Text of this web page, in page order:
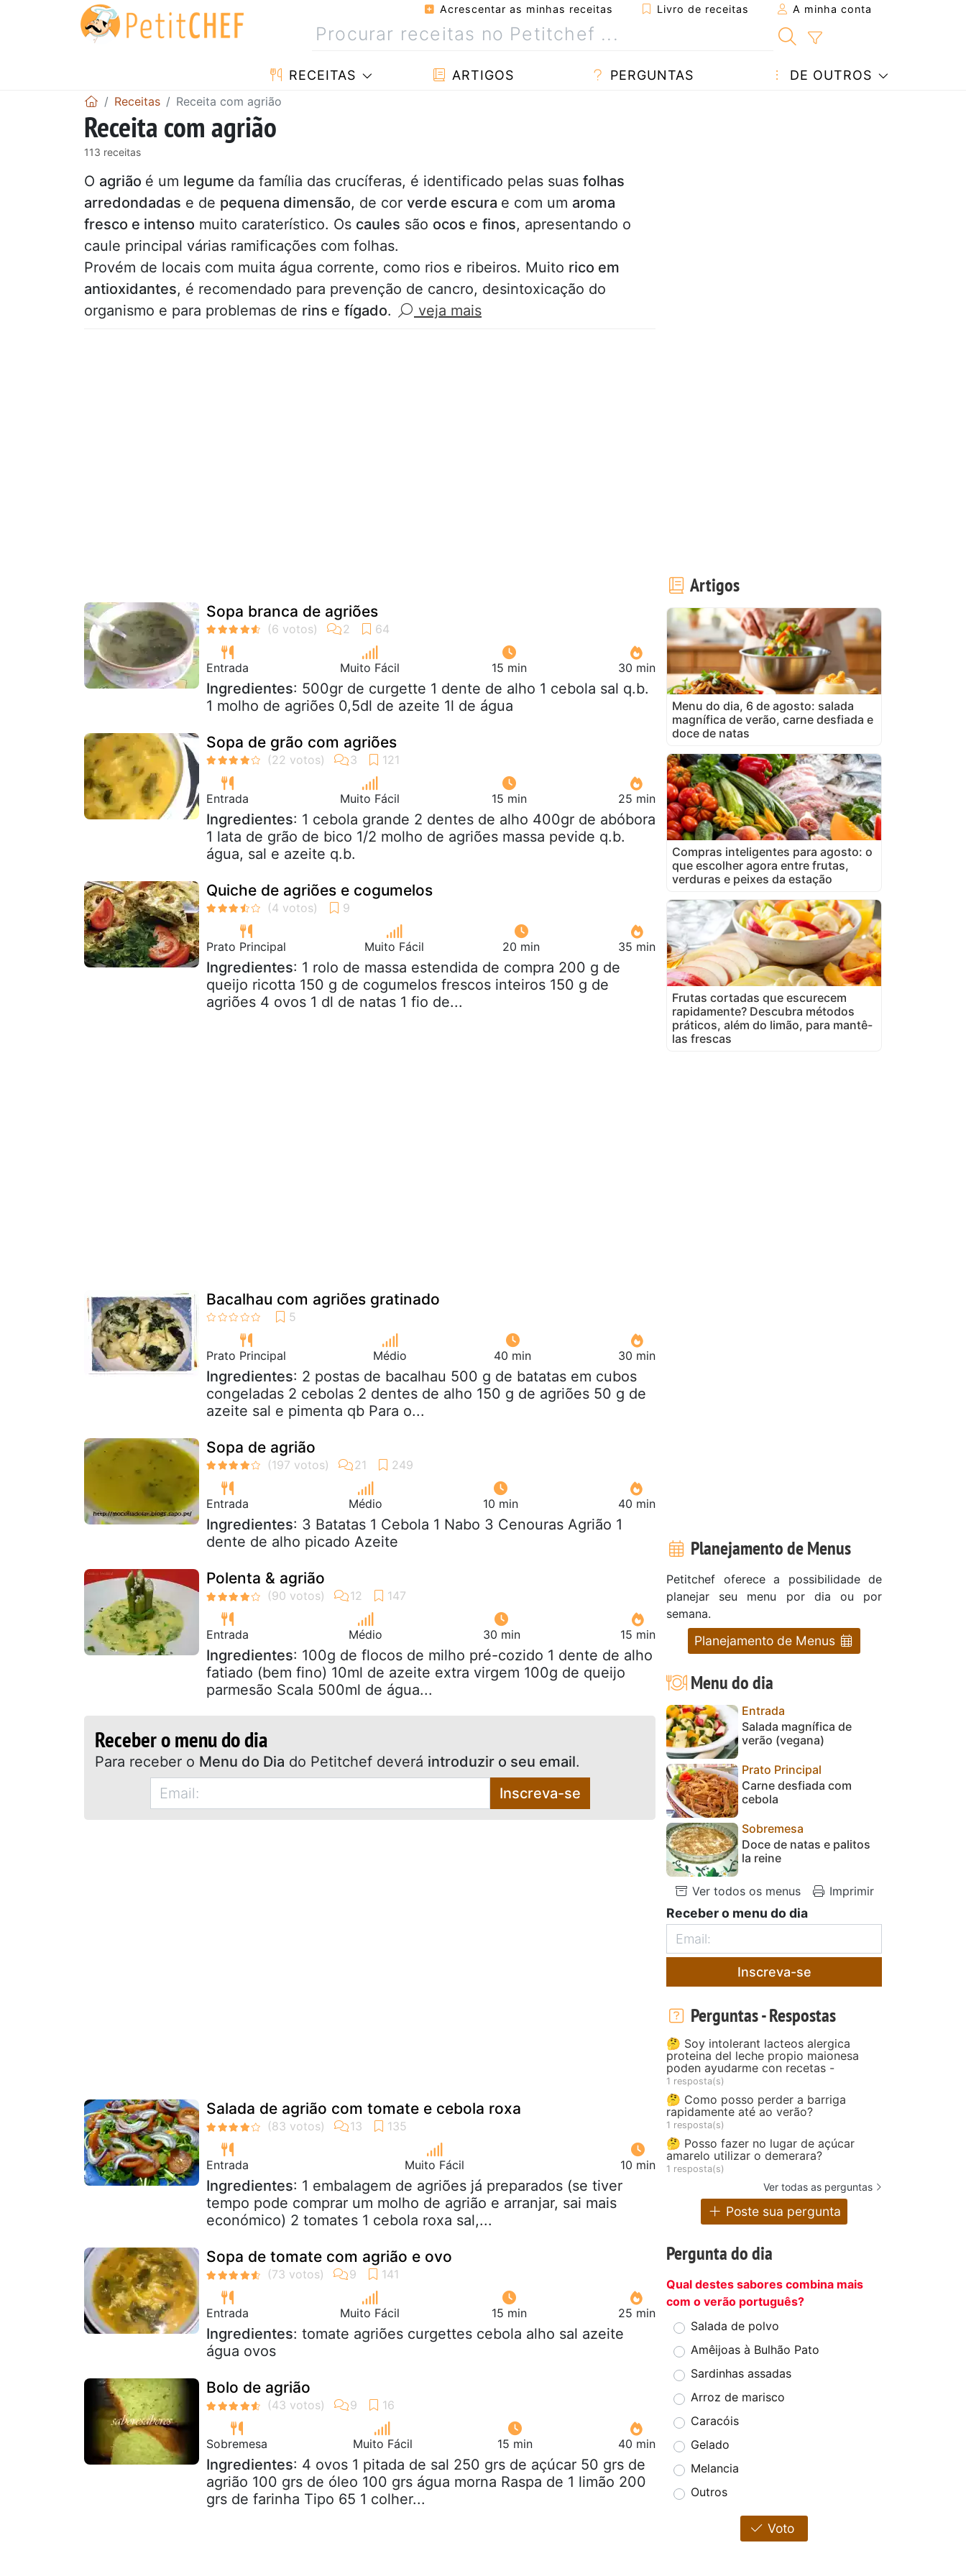
Acrescentar as minhas receitas Livro de receitas A minha conta
RECEITAS ARTIGOS PERGUNTAS DE OUTROS
Receitas Receita com agrião
Receita com agrião
113 receitas
O agrião é um legume da família das crucíferas, é identificado pelas suas folhas
arredondadas e de pequena dimensão, de cor verde escura e com um aroma
fresco e intenso muito caraterístico. Os caules são ocos e finos, apresentando o
caule principal várias ramificações com folhas.
Provém de locais com muita água corrente, como rios e ribeiros. Muito rico em
antioxidantes, é recomendado para prevenção de cancro, desintoxicação do
organismo e para problemas de rins e fígado. veja mais
Sopa branca de agriões
Entrada Muito Fácil 15 min 30 min
Ingredientes: 500gr de curgette 1 dente de alho 1 cebola sal q.b.
1 molho de agriões 0,5dl de azeite 1l de água
Sopa de grão com agriões
Entrada Muito Fácil 15 min 25 min
Ingredientes: 1 cebola grande 2 dentes de alho 400gr de abóbora
1 lata de grão de bico 1/2 molho de agriões massa pevide q.b.
água, sal e azeite q.b.
Quiche de agriões e cogumelos
Prato Principal Muito Fácil 20 min 35 min
Ingredientes: 1 rolo de massa estendida de compra 200 g de
queijo ricotta 150 g de cogumelos frescos inteiros 150 g de
agriões 4 ovos 1 dl de natas 1 fio de...
Bacalhau com agriões gratinado
Prato Principal Médio 40 min 30 min
Ingredientes: 2 postas de bacalhau 500 g de batatas em cubos
congeladas 2 cebolas 2 dentes de alho 150 g de agriões 50 g de
azeite sal e pimenta qb Para o...
Sopa de agrião
Entrada Médio 10 min 40 min
Ingredientes: 3 Batatas 1 Cebola 1 Nabo 3 Cenouras Agrião 1
dente de alho picado Azeite
Polenta & agrião
Entrada Médio 30 min 15 min
Ingredientes: 100g de flocos de milho pré-cozido 1 dente de alho
fatiado (bem fino) 10ml de azeite extra virgem 100g de queijo
parmesão Scala 500ml de água...
Receber o menu do dia
Para receber o Menu do Dia do Petitchef deverá introduzir o seu email.
Inscreva-se
Salada de agrião com tomate e cebola roxa
Entrada Muito Fácil 10 min
Ingredientes: 1 embalagem de agriões já preparados (se tiver
tempo pode comprar um molho de agrião e arranjar, sai mais
económico) 2 tomates 1 cebola roxa sal,...
Sopa de tomate com agrião e ovo
Entrada Muito Fácil 15 min 25 min
Ingredientes: tomate agriões curgettes cebola alho sal azeite
água ovos
Bolo de agrião
Sobremesa Muito Fácil 15 min 40 min
Ingredientes: 4 ovos 1 pitada de sal 250 grs de açúcar 50 grs de
agrião 100 grs de óleo 100 grs água morna Raspa de 1 limão 200
grs de farinha Tipo 65 1 colher...
Artigos
Menu do dia, 6 de agosto: salada
magnífica de verão, carne desfiada e
doce de natas
Compras inteligentes para agosto: o
que escolher agora entre frutas,
verduras e peixes da estação
Frutas cortadas que escurecem
rapidamente? Descubra métodos
práticos, além do limão, para mantê-
las frescas
Planejamento de Menus
Petitchef oferece a possibilidade de
planejar seu menu por dia ou por
semana.
Planejamento de Menus
Menu do dia
Entrada
Salada magnífica de
verão (vegana)
Prato Principal
Carne desfiada com
cebola
Sobremesa
Doce de natas e palitos
la reine
Ver todos os menus Imprimir
Receber o menu do dia
Inscreva-se
Perguntas - Respostas
🤔 Soy intolerant lacteos alergica
proteina del leche propio maionesa
poden ayudarme con recetas -
1 resposta(s)
🤔 Como posso perder a barriga
rapidamente até ao verão?
1 resposta(s)
🤔 Posso fazer no lugar de açúcar
amarelo utilizar o demerara?
1 resposta(s)
Ver todas as perguntas
Poste sua pergunta
Pergunta do dia
Qual destes sabores combina mais
com o verão português?
Salada de polvo
Amêijoas à Bulhão Pato
Sardinhas assadas
Arroz de marisco
Caracóis
Gelado
Melancia
Outros
Voto